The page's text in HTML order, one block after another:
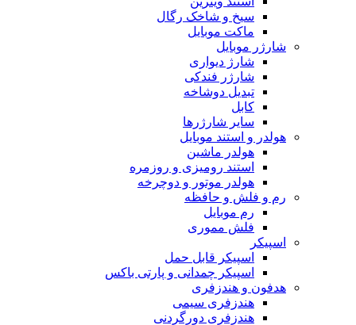
سیخ و شاخک رگال
ماکت موبایل
شارژر موبایل
شارژ دیواری
شارژر فندکی
تبدیل دوشاخه
کابل
سایر شارژرها
هولدر و استند موبایل
هولدر ماشین
استند رومیزی و روزمره
هولدر موتور و دوچرخه
رم و فلش و حافظه
رم موبایل
فلش مموری
اسپیکر
اسپیکر قابل حمل
اسپیکر چمدانی و پارتی باکس
هدفون و هندزفری
هندزفری سیمی
هندزفری دورگردنی